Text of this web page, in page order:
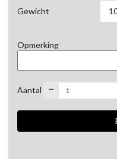
Gewicht
Opmerking
Aantal